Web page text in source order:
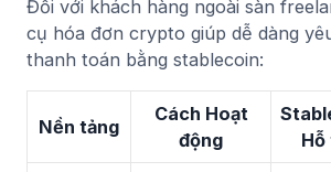
Đối với khách hàng ngoài sàn
cụ hóa đơn crypto giúp dễ dàng
thanh toán bằng stablecoin:
Nền tảng
Cách Hoạt
động